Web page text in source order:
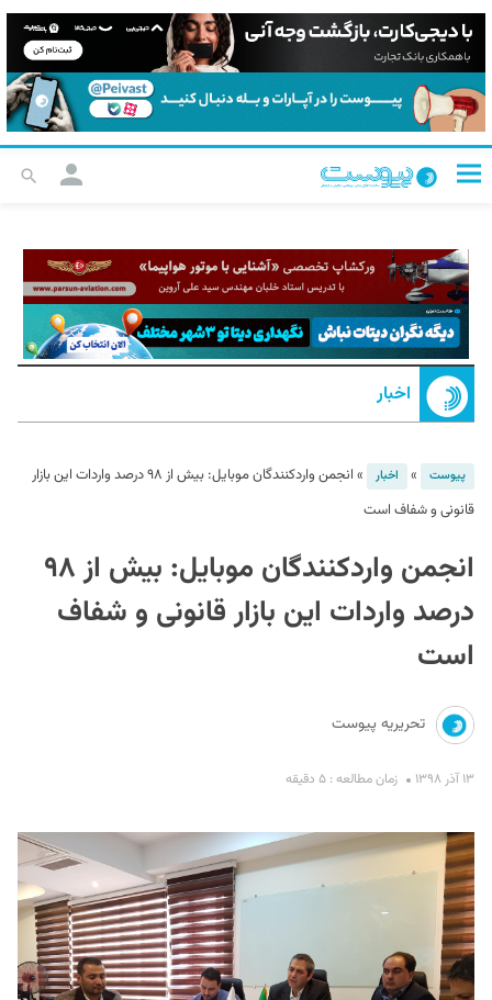
اخبار
پیوست » اخبار »
انجمن وارد‌کنندگان موبایل: بیش از ۹۸ درصد واردات این بازار
قانونی و شفاف است
انجمن وارد‌کنندگان موبایل: بیش از ۹۸
درصد واردات این بازار قانونی و شفاف
است
تحریریه پیوست
۱۳ آذر ۱۳۹۸ زمان مطالعه : ۵ دقیقه